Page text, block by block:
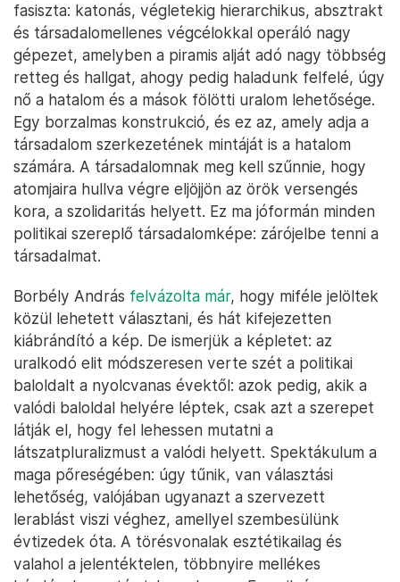
fasiszta: katonás, végletekig hierarchikus, absztrakt
és társadalomellenes végcélokkal operáló nagy
gépezet, amelyben a piramis alját adó nagy többség
retteg és hallgat, ahogy pedig haladunk felfelé, úgy
nő a hatalom és a mások fölötti uralom lehetősége.
Egy borzalmas konstrukció, és ez az, amely adja a
társadalom szerkezetének mintáját is a hatalom
számára. A társadalomnak meg kell szűnnie, hogy
atomjaira hullva végre eljöjjön az örök versengés
kora, a szolidaritás helyett. Ez ma jóformán minden
politikai szereplő társadalomképe: zárójelbe tenni a
társadalmat.
Borbély András felvázolta már, hogy miféle jelöltek
közül lehetett választani, és hát kifejezetten
kiábrándító a kép. De ismerjük a képletet: az
uralkodó elit módszeresen verte szét a politikai
baloldalt a nyolcvanas évektől: azok pedig, akik a
valódi baloldal helyére léptek, csak azt a szerepet
látják el, hogy fel lehessen mutatni a
látszatpluralizmust a valódi helyett. Spektákulum a
maga pőreségében: úgy tűnik, van választási
lehetőség, valójában ugyanazt a szervezett
lerablást viszi véghez, amellyel szembesülünk
évtizedek óta. A törésvonalak esztétikailag és
valahol a jelentéktelen, többnyire mellékes